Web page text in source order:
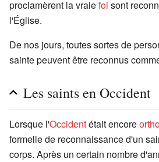
proclamèrent la vraiefoi sont
l'Église.
De nos jours, toutes sortes de
sainte peuvent être reconnus
Les saints en Occident
Lorsque l'Occidentétait encore
formelle de reconnaissance d'un
corps. Après un certain nombre